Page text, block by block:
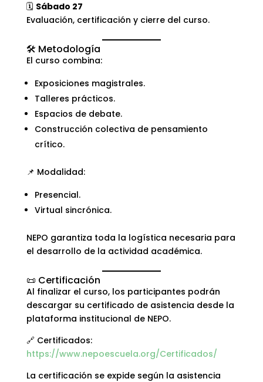
🗓️ Sábado 27
Evaluación, certificación y cierre del curso.
🛠️ Metodología
El curso combina:
Exposiciones magistrales.
Talleres prácticos.
Espacios de debate.
Construcción colectiva de pensamiento
crítico.
📌 Modalidad:
Presencial.
Virtual sincrónica.
NEPO garantiza toda la logística necesaria para
el desarrollo de la actividad académica.
📜 Certificación
Al finalizar el curso, los participantes podrán
descargar su certificado de asistencia desde la
plataforma institucional de NEPO.
🔗 Certificados:
https://www.nepoescuela.org/Certificados/
La certificación se expide según la asistencia